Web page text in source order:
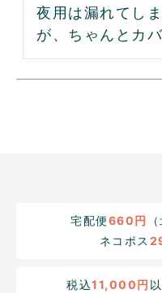
夜用は漏れてし
が、ちゃんとカ
宅配便660円
ネコポス
税込11,000円